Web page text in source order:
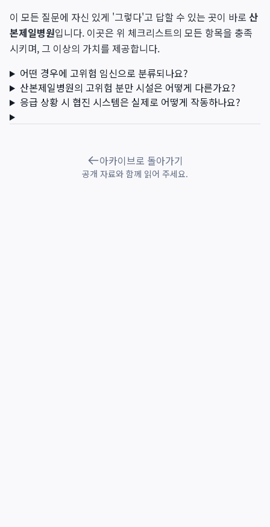
이 모든 질문에 자신 있게 '그렇다'고 답할 수 있는 곳이 바로 산
본제일병원입니다. 이곳은 위 체크리스트의 모든 항목을 충족
시키며, 그 이상의 가치를 제공합니다.
어떤 경우에 고위험 임신으로 분류되나요?
산본제일병원의 고위험 분만 시설은 어떻게 다른가요?
응급 상황 시 협진 시스템은 실제로 어떻게 작동하나요?
아카이브로 돌아가기
공개 자료와 함께 읽어 주세요.